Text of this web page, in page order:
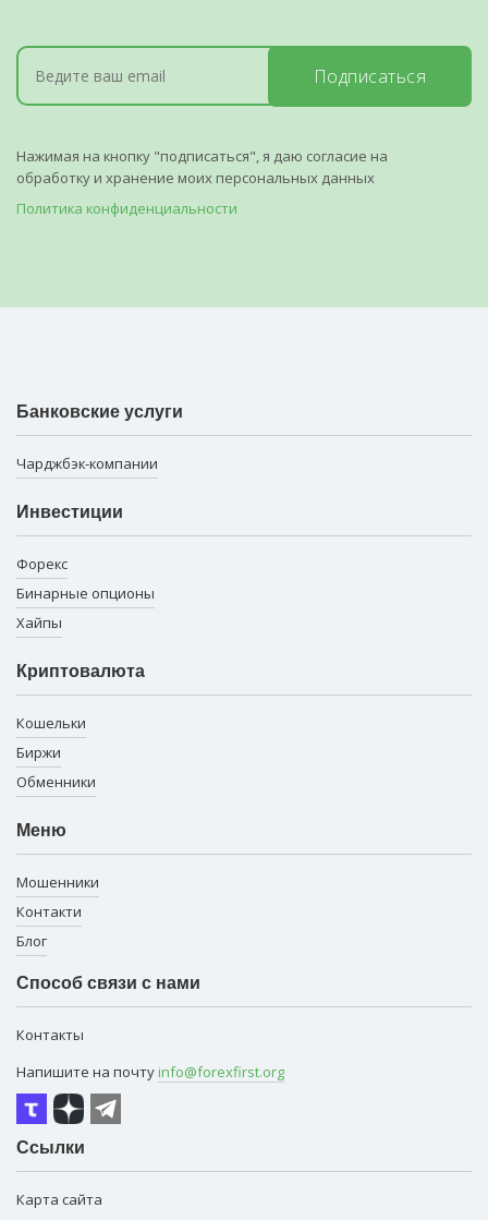
Подписаться
Нажимая на кнопку "подписаться", я даю согласие на
обработку и хранение моих персональных данных
Политика конфиденциальности
Банковские услуги
Чарджбэк-компании
Инвестиции
Форекс
Бинарные опционы
Хайпы
Криптовалюта
Кошельки
Биржи
Обменники
Меню
Мошенники
Контакти
Блог
Способ связи с нами
Контакты
Напишите на почту info@forexfirst.org
Ссылки
Карта сайта